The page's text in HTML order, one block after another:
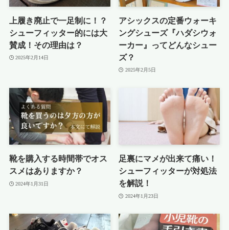
上履き廃止で一足制に！？
シューフィッター的には大
賛成！その理由は？
2025年2月14日
アシックスの定番ウォーキ
ングシューズ『ハダシウォ
ーカー』ってどんなシュー
ズ？
2025年2月5日
靴を購入する時間帯でオス
スメはありますか？
2024年1月31日
足裏にマメが出来て痛い！
シューフィッターが対処法
を解説！
2024年1月23日